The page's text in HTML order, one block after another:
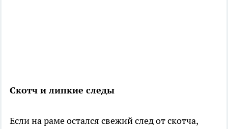
Скотч и липкие следы
Если на раме остался свежий след от скотча,